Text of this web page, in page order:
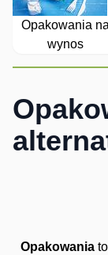
Opakowania na
wynos
Opakowania